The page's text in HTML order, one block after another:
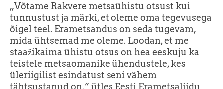
„Võtame Rakvere metsaühistu otsust kui
tunnustust ja märki, et oleme oma tegevusega
õigel teel. Erametsandus on seda tugevam,
mida ühtsemad me oleme. Loodan, et me
staažikaima ühistu otsus on hea eeskuju ka
teistele metsaomanike ühendustele, kes
üleriigilist esindatust seni vähem
tähtsustanud on,” ütles Eesti Erametsaliidu